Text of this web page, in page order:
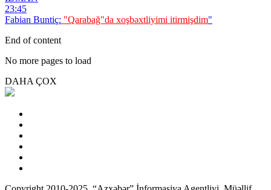
23:45
Fabian Buntiç: "Qarabağ"da xoşbəxtliyimi itirmişdim"
End of content
No more pages to load
DAHA ÇOX